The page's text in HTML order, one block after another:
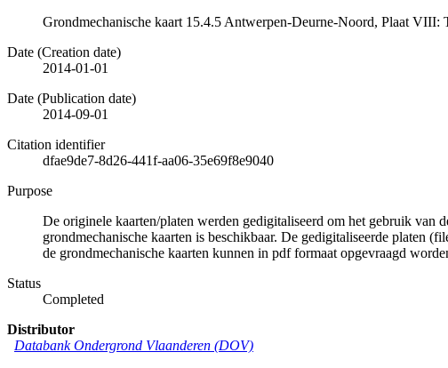
Grondmechanische kaart 15.4.5 Antwerpen-Deurne-Noord, Plaat VIII:
Date (Creation date)
2014-01-01
Date (Publication date)
2014-09-01
Citation identifier
dfae9de7-8d26-441f-aa06-35e69f8e9040
Purpose
De originele kaarten/platen werden gedigitaliseerd om het gebruik van
grondmechanische kaarten is beschikbaar. De gedigitaliseerde platen
de grondmechanische kaarten kunnen in pdf formaat opgevraagd
Status
Completed
Distributor
Databank Ondergrond Vlaanderen (DOV)